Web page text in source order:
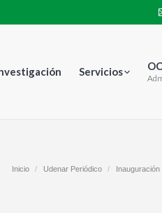
Servicios
Inicio Udenar Periódico